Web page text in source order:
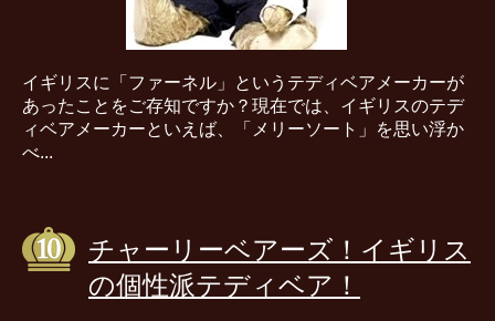
イギリスに「ファーネル」というテディベアメーカーが
あったことをご存知ですか？現在では、イギリスのテデ
ィベアメーカーといえば、「メリーソート」を思い浮か
べ...
チャーリーベアーズ！イギリス
の個性派テディベア！